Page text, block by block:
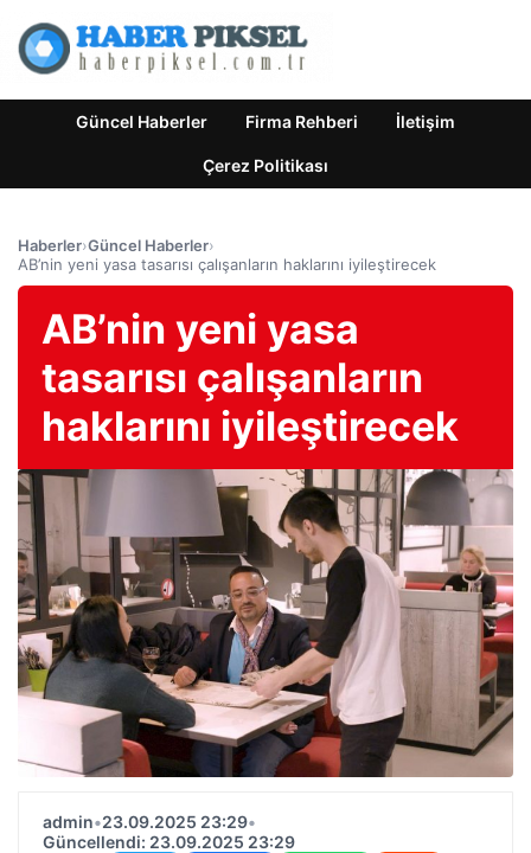
Güncel Haberler Firma Rehberi İletişim
Çerez Politikası
Haberler›Güncel Haberler›
AB’nin yeni yasa tasarısı çalışanların haklarını iyileştirecek
AB’nin yeni yasa
tasarısı çalışanların
haklarını iyileştirecek
admin•23.09.2025 23:29•
Güncellendi: 23.09.2025 23:29